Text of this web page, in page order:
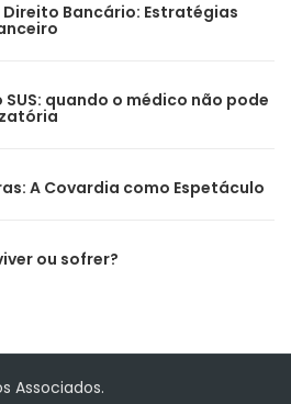
Bancário: Estratégias
quando o médico não pode
A Covardia como Espetáculo
ou sofrer?
Associados.